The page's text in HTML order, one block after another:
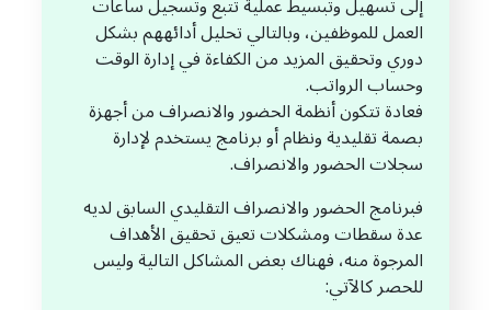
العمل للموظفين، وبالتالي تحليل أدائههم بشكل
دوري وتحقيق المزيد من الكفاءة في إدارة الوقت
وحساب الرواتب.
فعادة تتكون أنظمة الحضور والانصراف من أجهزة
بصمة تقليدية ونظام أو برنامج يستخدم لإدارة
سجلات الحضور والانصراف.
فبرنامج الحضور والانصراف التقليدي السابق لديه
عدة سقطات ومشكلات تعيق تحقيق الأهداف
المرجوة منه، فهناك بعض المشاكل التالية وليس
للحصر كالآتي: